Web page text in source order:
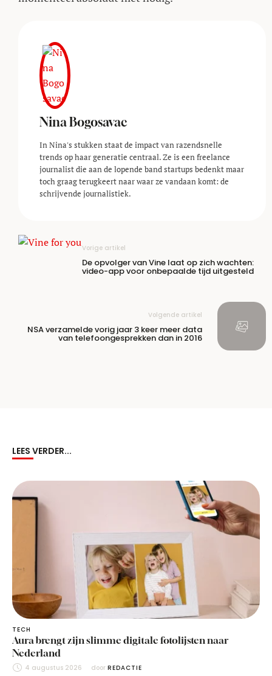
Nina Bogosavac
In Nina's stukken staat de impact van razendsnelle
trends op haar generatie centraal. Ze is een freelance
journalist die aan de lopende band startups bedenkt maar
toch graag terugkeert naar waar ze vandaan komt: de
schrijvende journalistiek.
Vorige artikel
De opvolger van Vine laat op zich wachten:
video-app voor onbepaalde tijd uitgesteld
Volgende artikel
NSA verzamelde vorig jaar 3 keer meer data
van telefoongesprekken dan in 2016
LEES VERDER...
TECH
Aura brengt zijn slimme digitale fotolijsten naar
Nederland
4 augustus 2026 door REDACTIE